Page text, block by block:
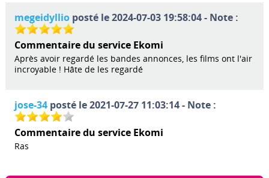
megeidyllioposté le 2024-07-03 19:58:04 - Note :
Commentaire du service Ekomi
Après avoir regardé les bandes annonces, les films ont l'air
incroyable ! Hâte de les regardé
jose-34posté le 2021-07-27 11:03:14 - Note :
Commentaire du service Ekomi
Ras